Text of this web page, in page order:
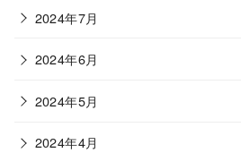
2024年7月
2024年6月
2024年5月
2024年4月